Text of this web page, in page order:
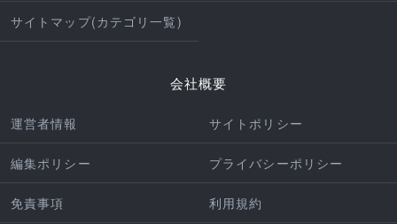
サイトマップ(カテゴリ一覧)
会社概要
運営者情報 サイトポリシー
編集ポリシー プライバシーポリシー
免責事項 利用規約